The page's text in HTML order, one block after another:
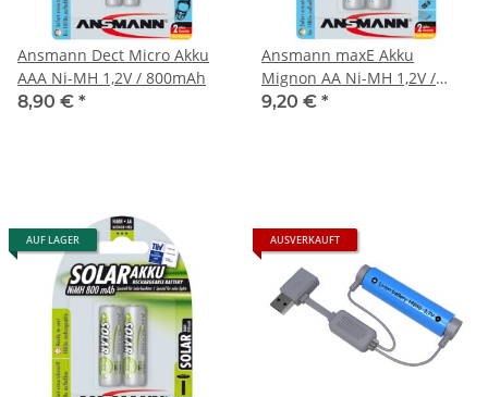
Ansmann Dect Micro Akku
AAA Ni-MH 1,2V / 800mAh
8,90 € *
Ansmann maxE Akku
Mignon AA Ni-MH 1,2V /
2100mAh
9,20 € *
AUF LAGER AUSVERKAUFT